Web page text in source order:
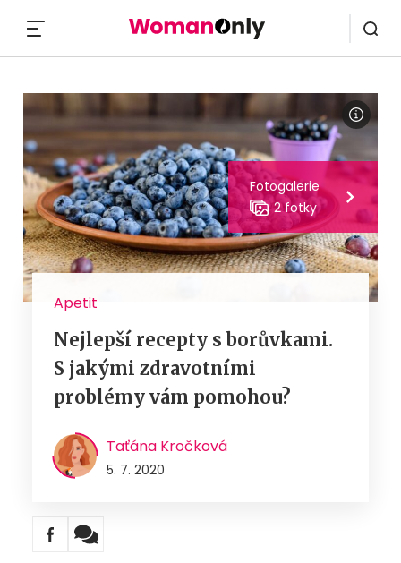
Fotogalerie
2 fotky
Apetit
Nejlepší recepty s borůvkami.
S jakými zdravotními
problémy vám pomohou?
Taťána Kročková
5. 7. 2020